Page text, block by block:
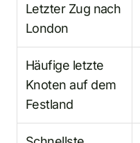
Letzter Zug nach
London
Häufige letzte
Knoten auf dem
Festland